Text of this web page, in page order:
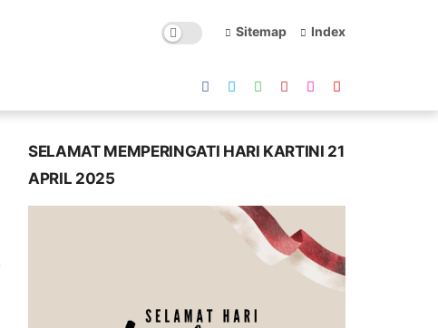
Sitemap Index
SELAMAT MEMPERINGATI HARI KARTINI 21
APRIL 2025